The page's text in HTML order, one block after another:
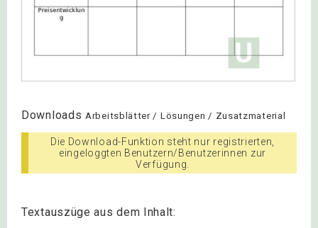
Downloads Arbeitsblätter / Lösungen / Zusatzmaterial
Die Download-Funktion steht nur registrierten,
eingeloggten Benutzern/Benutzerinnen zur
Verfügung.
Textauszüge aus dem Inhalt: